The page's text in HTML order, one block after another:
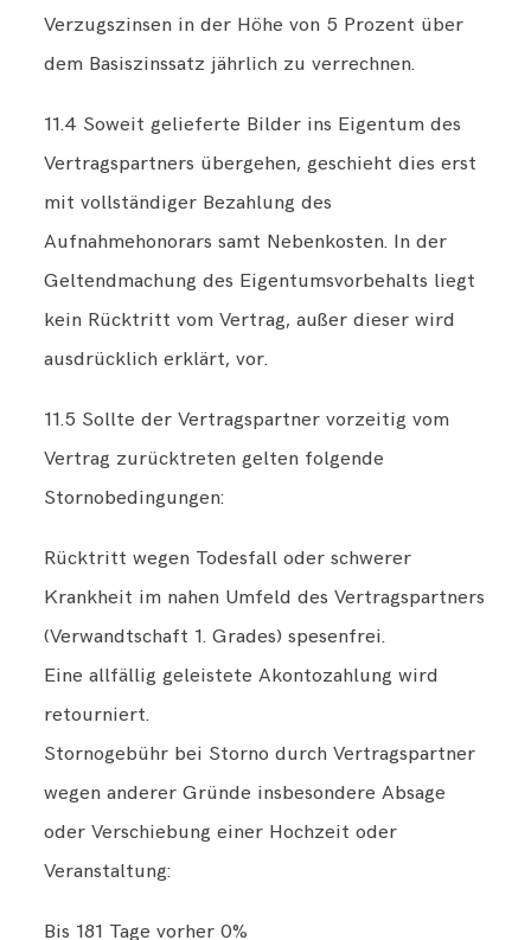
Verzugszinsen in der Höhe von 5 Prozent über
dem Basiszinssatz jährlich zu verrechnen.
11.4 Soweit gelieferte Bilder ins Eigentum des
Vertragspartners übergehen, geschieht dies erst
mit vollständiger Bezahlung des
Aufnahmehonorars samt Nebenkosten. In der
Geltendmachung des Eigentumsvorbehalts liegt
kein Rücktritt vom Vertrag, außer dieser wird
ausdrücklich erklärt, vor.
11.5 Sollte der Vertragspartner vorzeitig vom
Vertrag zurücktreten gelten folgende
Stornobedingungen:
Rücktritt wegen Todesfall oder schwerer
Krankheit im nahen Umfeld des Vertragspartners
(Verwandtschaft 1. Grades) spesenfrei.
Eine allfällig geleistete Akontozahlung wird
retourniert.
Stornogebühr bei Storno durch Vertragspartner
wegen anderer Gründe insbesondere Absage
oder Verschiebung einer Hochzeit oder
Veranstaltung:
Bis 181 Tage vorher 0%